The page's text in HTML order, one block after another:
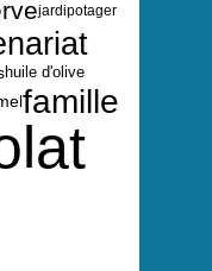
jardipotager
huile d'olive
famille